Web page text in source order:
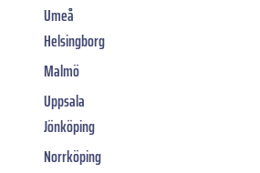
Umeå
Helsingborg
Malmö
Uppsala
Jönköping
Norrköping